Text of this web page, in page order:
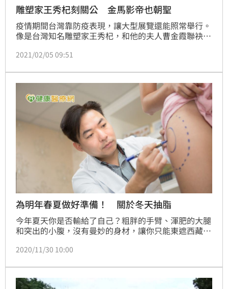
雕塑家王秀杞刻關公 金馬影帝也朝聖
疫情期間台灣靠防疫表現，讓大型展覽還能照常舉行。
像是台灣知名雕塑家王秀杞，和他的夫人曹金霞聯袂辦
的關公，吸引政商、明星朝聖，疫情期間療癒心靈。
2021/02/05 09:51
為明年春夏做好準備！ 關於冬天抽脂
今年夏天你是否輸給了自己？粗胖的手臂、渾肥的大腿
和突出的小腹，沒有曼妙的身材，讓你只能東遮西藏、
懊惱持續到明年！還在為脂肪困擾嗎？整形外科倪宗聖
可迎接玲瓏雕塑的好曲線！
2020/11/30 10:00